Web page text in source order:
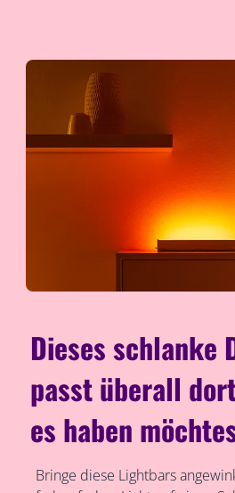
Dieses schlanke
passt überall
es haben
Bringe diese Lightbars